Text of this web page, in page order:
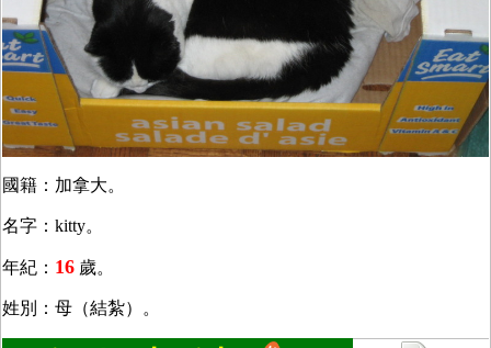
國籍：加拿大。
名字：kitty。
年紀： 16 歲。
姓別：母（結紮）。